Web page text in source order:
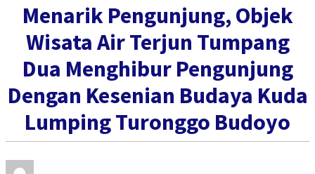
Menarik Pengunjung, Objek
Wisata Air Terjun Tumpang
Dua Menghibur Pengunjung
Dengan Kesenian Budaya Kuda
Lumping Turonggo Budoyo